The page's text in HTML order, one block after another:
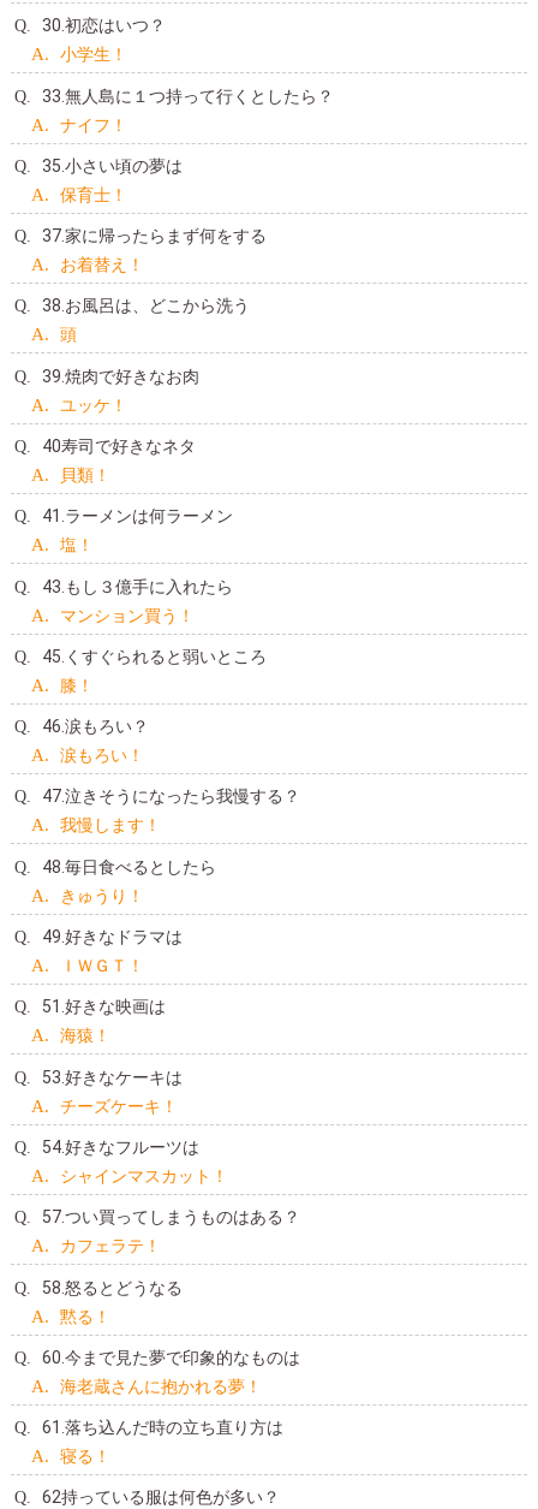
30.初恋はいつ？
小学生！
33.無人島に１つ持って行くとしたら？
ナイフ！
35.小さい頃の夢は
保育士！
37.家に帰ったらまず何をする
お着替え！
38.お風呂は、どこから洗う
頭
39.焼肉で好きなお肉
ユッケ！
40寿司で好きなネタ
貝類！
41.ラーメンは何ラーメン
塩！
43.もし３億手に入れたら
マンション買う！
45.くすぐられると弱いところ
膝！
46.涙もろい？
涙もろい！
47.泣きそうになったら我慢する？
我慢します！
48.毎日食べるとしたら
きゅうり！
49.好きなドラマは
ＩＷＧＴ！
51.好きな映画は
海猿！
53.好きなケーキは
チーズケーキ！
54.好きなフルーツは
シャインマスカット！
57.つい買ってしまうものはある？
カフェラテ！
58.怒るとどうなる
黙る！
60.今まで見た夢で印象的なものは
海老蔵さんに抱かれる夢！
61.落ち込んだ時の立ち直り方は
寝る！
62持っている服は何色が多い？